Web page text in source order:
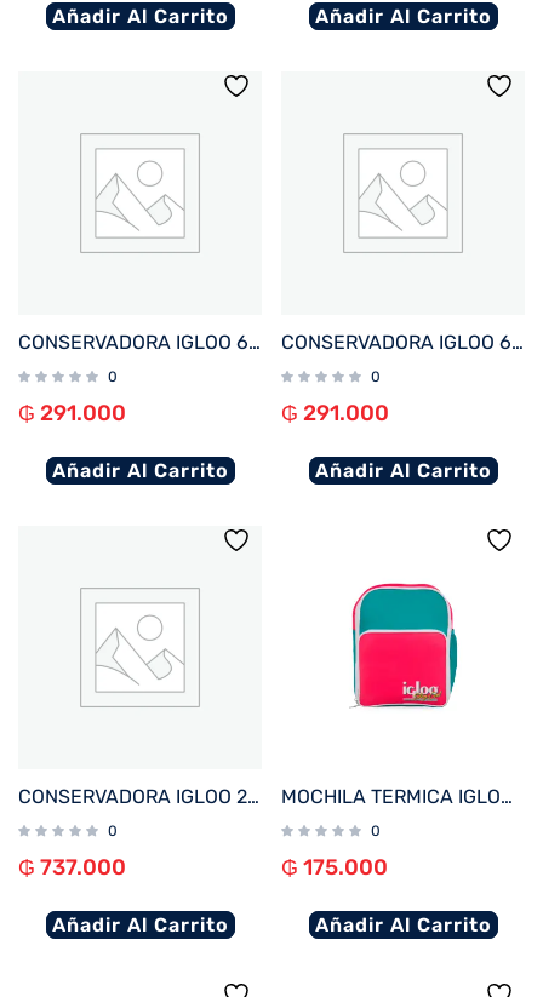
Añadir Al Carrito Añadir Al Carrito
CONSERVADORA IGLOO 6 LITROS RETRO LITTLE PLAYMATE AMARILLO 32712
0
₲ 291.000
Añadir Al Carrito
CONSERVADORA IGLOO 6 LITROS RETRO LITTLE PLAYMATE PURPURA 32713
0
₲ 291.000
Añadir Al Carrito
CONSERVADORA IGLOO 23 LITROS TRAILMATE CREMA 50214
0
₲ 737.000
Añadir Al Carrito
MOCHILA TERMICA IGLOO 12 LATAS RETRO JADE 63073
0
₲ 175.000
Añadir Al Carrito